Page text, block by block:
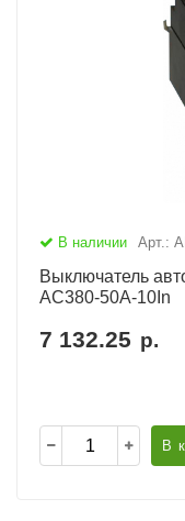
В наличии Арт.:
Выключатель
AC380-50А-10In
7 132.25 р.
В